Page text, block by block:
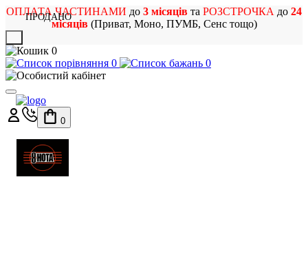
ОПЛАТА ЧАСТИНАМИ до 3 місяців та РОЗСТРОЧКА до 24
місяців(Приват, Моно, ПУМБ, Сенс тощо)
0
0
0
0
ПРОДАНО